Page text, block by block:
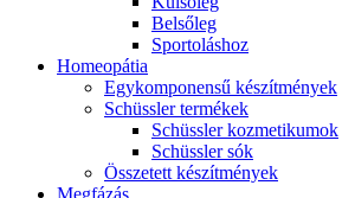
Belsőleg
Sportoláshoz
Homeopátia
Egykomponensű készítmények
Schüssler termékek
Schüssler kozmetikumok
Schüssler sók
Összetett készítmények
Megfázás